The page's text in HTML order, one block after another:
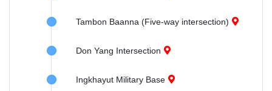
Tambon Baanna (Five-way intersection)
Don Yang Intersection
Ingkhayut Military Base